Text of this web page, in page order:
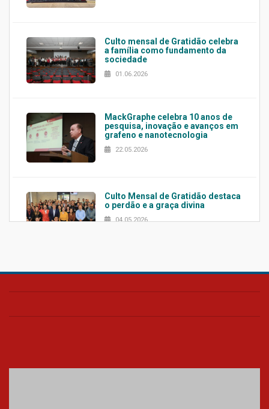
Culto mensal de Gratidão celebra
a família como fundamento da
sociedade
01.06.2026
MackGraphe celebra 10 anos de
pesquisa, inovação e avanços em
grafeno e nanotecnologia
22.05.2026
Culto Mensal de Gratidão destaca
o perdão e a graça divina
04.05.2026
Confira como foi o culto mensal